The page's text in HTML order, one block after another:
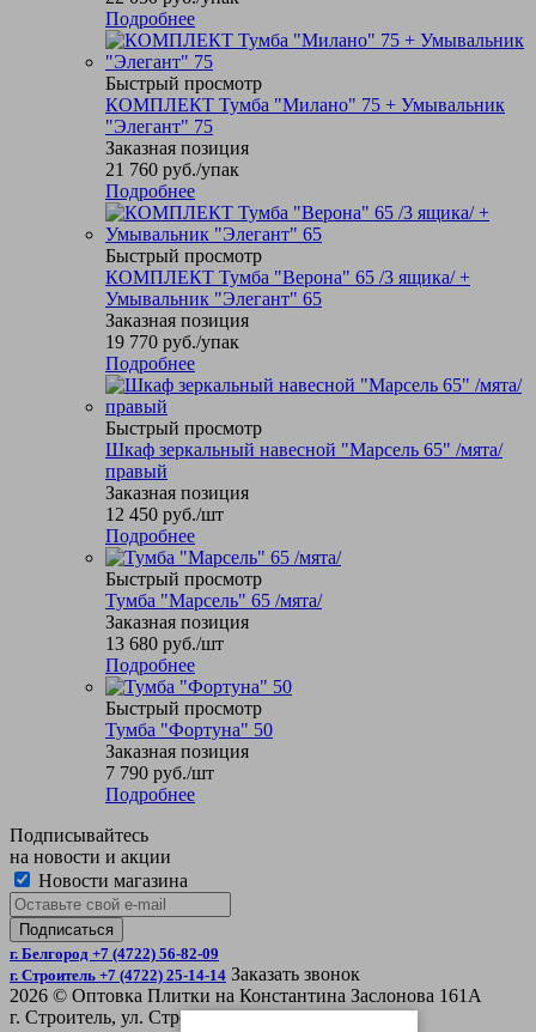
Подробнее
Быстрый просмотр
КОМПЛЕКТ Тумба "Милано" 75 + Умывальник
"Элегант" 75
Заказная позиция
21 760 руб./упак
Подробнее
Быстрый просмотр
КОМПЛЕКТ Тумба "Верона" 65 /3 ящика/ +
Умывальник "Элегант" 65
Заказная позиция
19 770 руб./упак
Подробнее
Быстрый просмотр
Шкаф зеркальный навесной "Марсель 65" /мята/
правый
Заказная позиция
12 450 руб./шт
Подробнее
Быстрый просмотр
Тумба "Марсель" 65 /мята/
Заказная позиция
13 680 руб./шт
Подробнее
Быстрый просмотр
Тумба "Фортуна" 50
Заказная позиция
7 790 руб./шт
Подробнее
Подписывайтесь
на новости и акции
Новости магазина
г. Белгород +7 (4722) 56-82-09
г. Строитель +7 (4722) 25-14-14 Заказать звонок
2026 © Оптовка Плитки на Константина Заслонова 161А
г. Строитель, ул. Строительная 4Б